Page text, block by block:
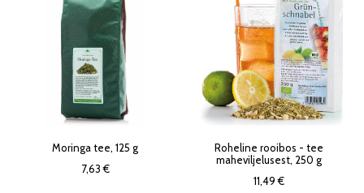
Moringa tee, 125 g
7,63 €
Roheline rooibos - tee
maheviljelusest, 250 g
11,49 €